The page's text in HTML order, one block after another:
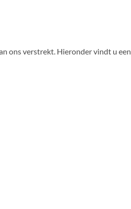
ons verstrekt. Hieronder vindt u een